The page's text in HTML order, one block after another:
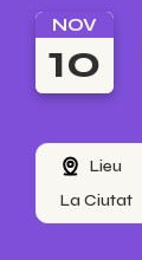
NOV
10
Lieu
La Ciutat